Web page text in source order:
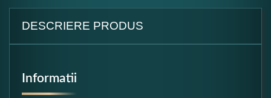
DESCRIERE PRODUS
Informatii